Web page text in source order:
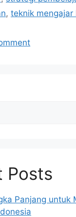
, teknik mengajar
Posts
Panjang untuk